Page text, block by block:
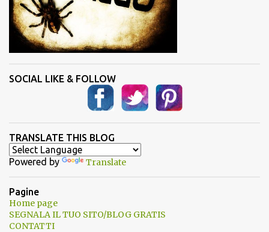
SOCIAL LIKE & FOLLOW
TRANSLATE THIS BLOG
Powered by Translate
Pagine
Home page
SEGNALA IL TUO SITO/BLOG GRATIS
CONTATTI